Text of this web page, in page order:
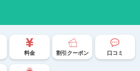
料金 割引クーポン 口コミ